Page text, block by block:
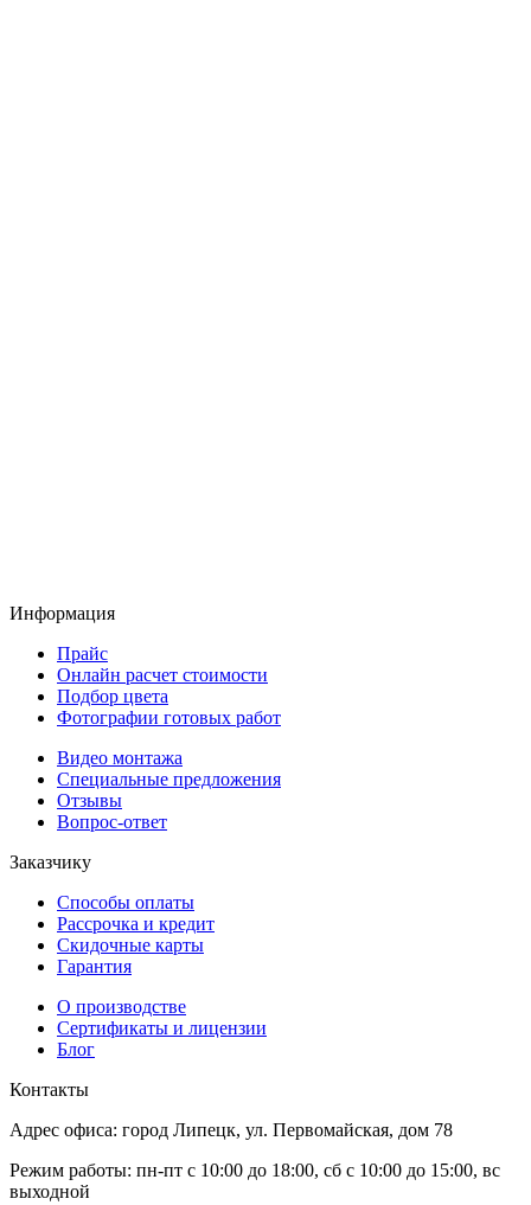
Информация
Прайс
Онлайн расчет стоимости
Подбор цвета
Фотографии готовых работ
Видео монтажа
Специальные предложения
Отзывы
Вопрос-ответ
Заказчику
Способы оплаты
Рассрочка и кредит
Скидочные карты
Гарантия
О производстве
Сертификаты и лицензии
Блог
Контакты
Адрес офиса: город Липецк, ул. Первомайская, дом 78
Режим работы: пн-пт с 10:00 до 18:00, сб с 10:00 до 15:00, вс
выходной